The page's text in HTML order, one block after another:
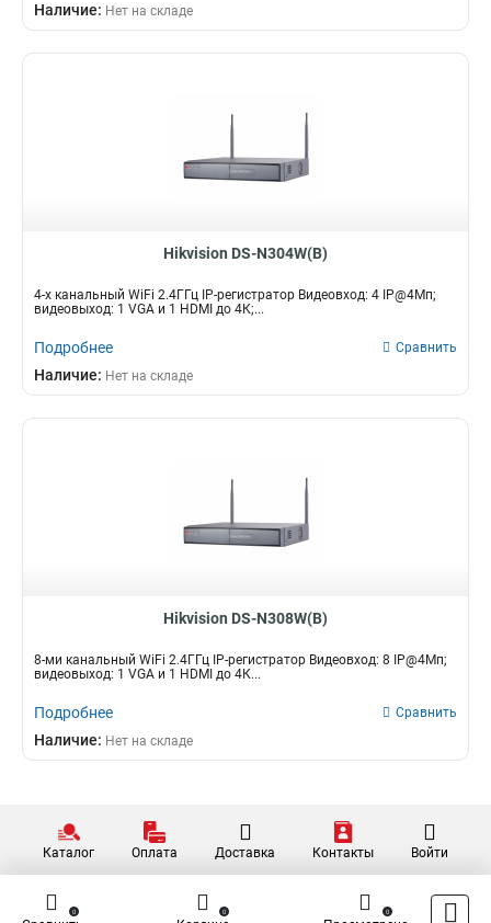
Наличие: Нет на складе
Hikvision DS-N304W(B)
4-х канальный WiFi 2.4ГГц IP-регистратор Видеовход: 4 IP@4Мп;
видеовыход: 1 VGA и 1 HDMI до 4К;...
Подробнее Сравнить
Наличие: Нет на складе
Hikvision DS-N308W(B)
8-ми канальный WiFi 2.4ГГц IP-регистратор Видеовход: 8 IP@4Мп;
видеовыход: 1 VGA и 1 HDMI до 4К...
Подробнее Сравнить
Наличие: Нет на складе
Каталог Оплата Доставка Контакты Войти
0 0 0